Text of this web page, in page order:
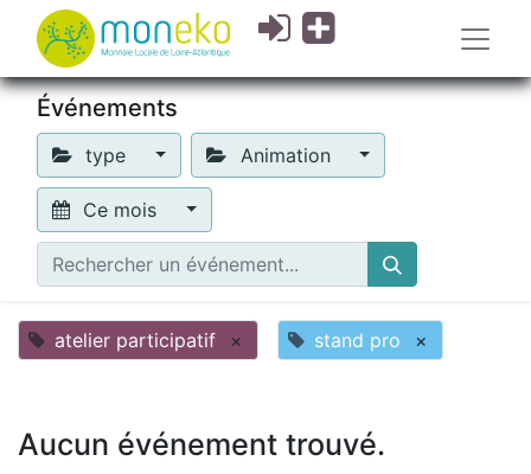
Événements
type Animation
Ce mois
atelier participatif × stand pro ×
Aucun événement trouvé.